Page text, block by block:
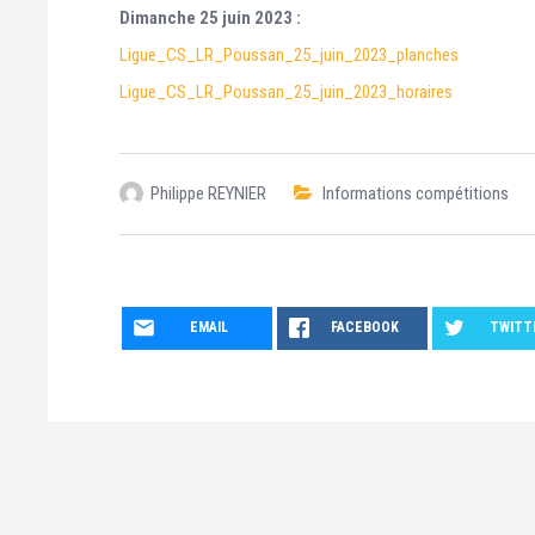
Dimanche 25 juin 2023 :
Ligue_CS_LR_Poussan_25_juin_2023_planches
Ligue_CS_LR_Poussan_25_juin_2023_horaires
Philippe REYNIER Informations compétitions
EMAIL FACEBOOK